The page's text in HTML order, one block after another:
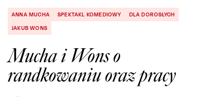
ANNA MUCHA SPEKTAKL KOMEDIOWY
DLA DOROSŁYCH
JAKUB WONS
Mucha i Wons o
randkowaniu oraz pracy